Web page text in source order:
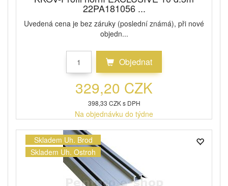
22PA181056 ...
Uvedená cena je bez záruky (poslední známá), při nové
objedn...
Objednat
329,20 CZK
398,33 CZK s DPH
Na objednávku do týdne
Skladem Uh. Brod
Skladem Uh. Ostroh